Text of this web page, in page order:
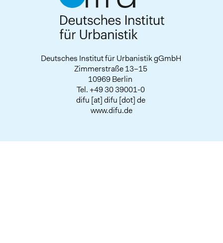
Deutsches Institut für Urbanistik gGmbH
Zimmerstraße 13–15
10969 Berlin
Tel.+49 30 39001-0
difu [at]difu [dot]de
www.difu.de